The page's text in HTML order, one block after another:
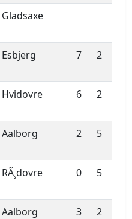
Gladsaxe
Esbjerg 7 2
Hvidovre 6 2
Aalborg 2 5
RÃ¸dovre 0 5
Aalborg 3 2